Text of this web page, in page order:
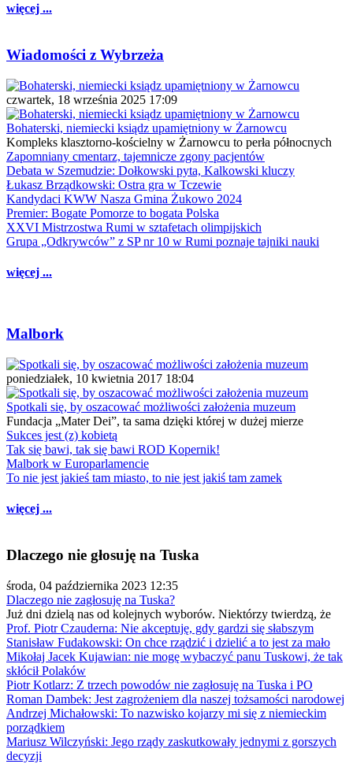
więcej ...
Wiadomości z Wybrzeża
czwartek, 18 września 2025 17:09
Bohaterski, niemiecki ksiądz upamiętniony w Żarnowcu
Kompleks klasztorno-kościelny w Żarnowcu to perła północnych
Zapomniany cmentarz, tajemnicze zgony pacjentów
Debata w Szemudzie: Dołkowski pyta, Kalkowski kluczy
Łukasz Brządkowski: Ostra gra w Tczewie
Kandydaci KWW Nasza Gmina Żukowo 2024
Premier: Bogate Pomorze to bogata Polska
XXVI Mistrzostwa Rumi w sztafetach olimpijskich
Grupa „Odkrywców” z SP nr 10 w Rumi poznaje tajniki nauki
więcej ...
Malbork
poniedziałek, 10 kwietnia 2017 18:04
Spotkali się, by oszacować możliwości założenia muzeum
Fundacja „Mater Dei”, ta sama dzięki której w dużej mierze
Sukces jest (z) kobietą
Tak się bawi, tak się bawi ROD Kopernik!
Malbork w Europarlamencie
To nie jest jakieś tam miasto, to nie jest jakiś tam zamek
więcej ...
Dlaczego nie głosuję na Tuska
środa, 04 października 2023 12:35
Dlaczego nie zagłosuję na Tuska?
Już dni dzielą nas od kolejnych wyborów. Niektórzy twierdzą, że
Prof. Piotr Czauderna: Nie akceptuję, gdy gardzi się słabszym
Stanisław Fudakowski: On chce rządzić i dzielić a to jest za mało
Mikołaj Jacek Kujawian: nie mogę wybaczyć panu Tuskowi, że tak
skłócił Polaków
Piotr Kotlarz: Z trzech powodów nie zagłosuję na Tuska i PO
Roman Dambek: Jest zagrożeniem dla naszej tożsamości narodowej
Andrzej Michałowski: To nazwisko kojarzy mi się z niemieckim
porządkiem
Mariusz Wilczyński: Jego rządy zaskutkowały jednymi z gorszych
decyzji